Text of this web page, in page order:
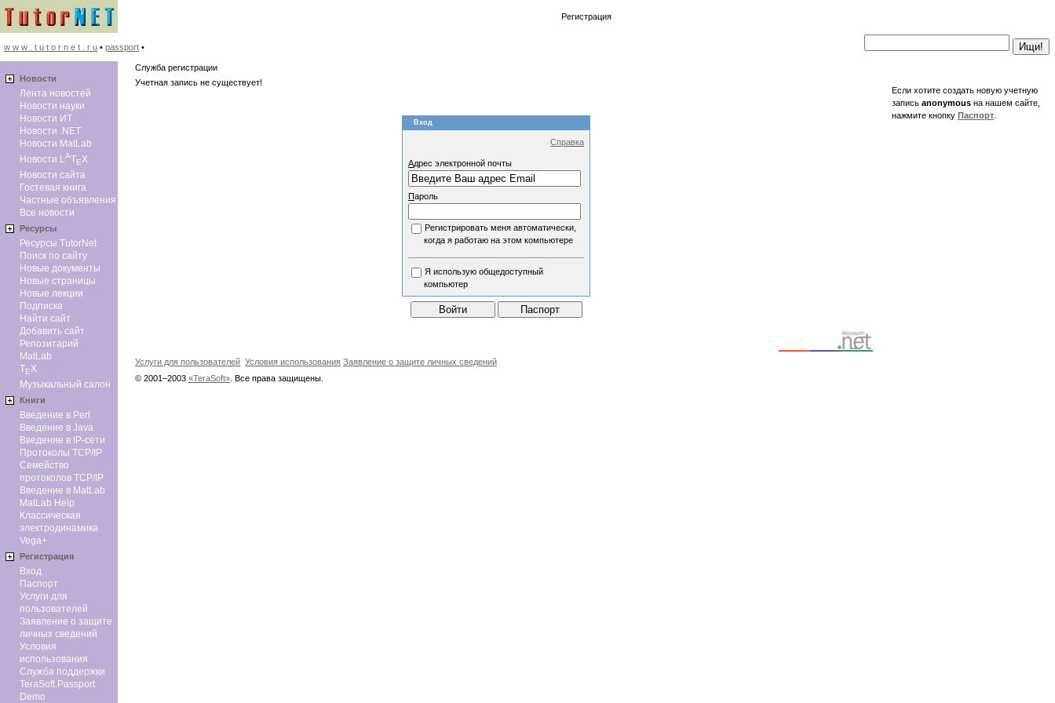
Регистрация
w w w . t u t o r n e t . r u • passport • Ищи!
Новоcти
Лента новостей
Новости науки
Новости ИТ
Новости .NET
Новости MatLab
Новости LATEX
Новости сайта
Гостевая книга
Частные объявления
Все новости
Ресурсы
Ресурсы TutorNet
Поиск по сайту
Новые документы
Новые страницы
Новые лекции
Подписка
Найти сайт
Добавить сайт
Репозитарий
MatLab
TEX
Музыкальный салон
Книги
Введение в Perl
Введение в Java
Введение в IP-сети
Протоколы TCP/IP
Семейство
протоколов TCP/IP
Введение в MatLab
MatLab Help
Классическая
электродинамика
Vega+
Регистрация
Вход
Паспорт
Услуги для
пользователей
Заявление о защите
личных сведений
Условия
использования
Служба поддержки
TeraSoft.Passport
Demo
Служба регистрации
Учетная запись не существует!
Вход
Справка
Адрес электронной почты
Пароль
Регистрировать меня автоматически,
когда я работаю на этом компьютере
Я использую общедоступный
компьютер
Услуги для пользователей Условия использования Заявление о защите личных сведений
© 2001–2003 «TeraSoft» . Все права защищены.
Если хотите создать новую учетную
запись anonymous на нашем сайте,
нажмите кнопку Паспорт